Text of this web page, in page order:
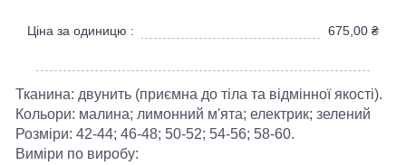
Ціна за одиницю : 675,00 ₴
Тканина: двунить (приємна до тіла та відмінної якості).
Кольори: малина; лимонний м'ята; електрик; зелений
Розміри: 42-44; 46-48; 50-52; 54-56; 58-60.
Виміри по виробу: